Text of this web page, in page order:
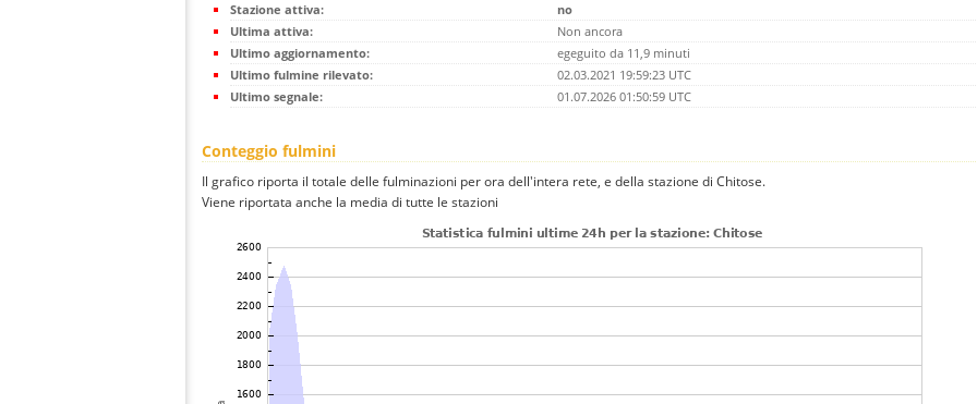
Stazione attiva:
no
Ultima attiva:
Non ancora
Ultimo aggiornamento:
egeguito da 11,9 minuti
Ultimo fulmine rilevato:
02.03.2021 19:59:23 UTC
Ultimo segnale:
01.07.2026 01:50:59 UTC
Conteggio fulmini
Il grafico riporta il totale delle fulminazioni per ora dell'intera rete, e della stazione di Chitose.
Viene riportata anche la media di tutte le stazioni